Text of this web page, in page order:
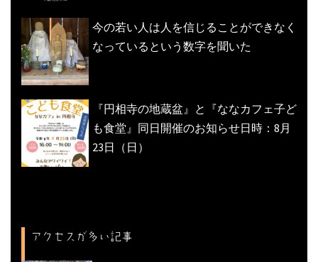
今の若い人は人を信じることができなく
なっているという数字を聞いた
『円相寺の地蔵盆』と『ななカフェ子ど
も食堂』同日開催のお知らせ日時：8月
23日（日）
アクセスが多い記事